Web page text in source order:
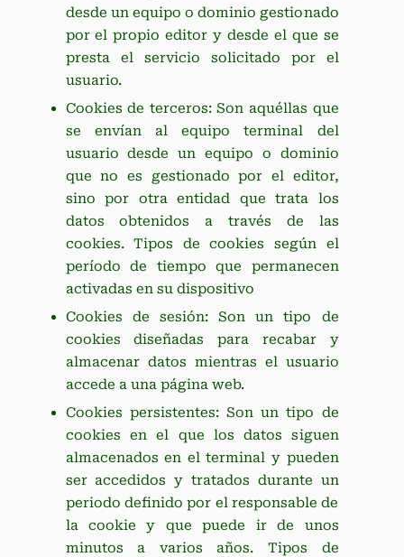
desde un equipo o dominio gestionado
por el propio editor y desde el que se
presta el servicio solicitado por el
usuario.
Cookies de terceros: Son aquéllas que
se envían al equipo terminal del
usuario desde un equipo o dominio
que no es gestionado por el editor,
sino por otra entidad que trata los
datos obtenidos a través de las
cookies. Tipos de cookies según el
período de tiempo que permanecen
activadas en su dispositivo
Cookies de sesión: Son un tipo de
cookies diseñadas para recabar y
almacenar datos mientras el usuario
accede a una página web.
Cookies persistentes: Son un tipo de
cookies en el que los datos siguen
almacenados en el terminal y pueden
ser accedidos y tratados durante un
periodo definido por el responsable de
la cookie y que puede ir de unos
minutos a varios años. Tipos de